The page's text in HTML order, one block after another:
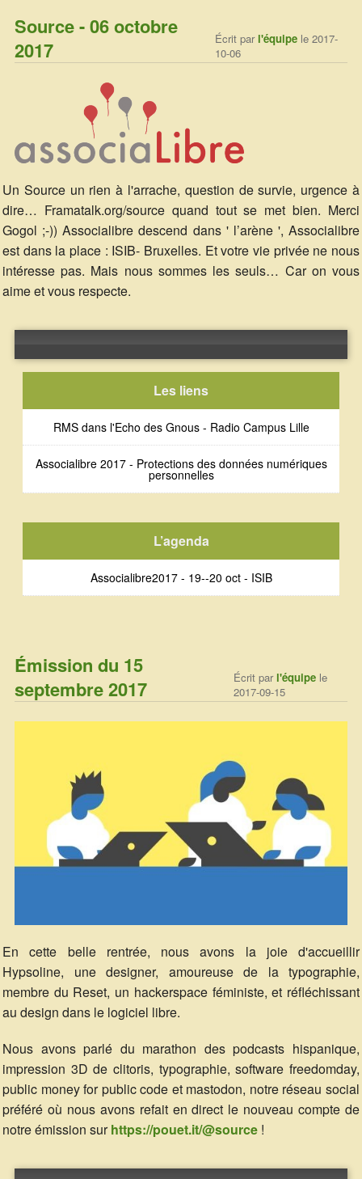
Source - 06 octobre
2017
Écrit par l'équipe le 2017-
10-06
Un Source un rien à l'arrache, question de survie, urgence à
dire… Framatalk.org/source quand tout se met bien. Merci
Gogol ;-)) Associalibre descend dans ' l’arène ', Associalibre
est dans la place : ISIB- Bruxelles. Et votre vie privée ne nous
intéresse pas. Mais nous sommes les seuls… Car on vous
aime et vous respecte.
Les liens
RMS dans l'Echo des Gnous - Radio Campus Lille
Associalibre 2017 - Protections des données numériques
personnelles
L’agenda
Associalibre2017 - 19--20 oct - ISIB
Émission du 15
septembre 2017
Écrit par l'équipe le
2017-09-15
En cette belle rentrée, nous avons la joie d'accueillir
Hypsoline, une designer, amoureuse de la typographie,
membre du Reset, un hackerspace féministe, et réfléchissant
au design dans le logiciel libre.
Nous avons parlé du marathon des podcasts hispanique,
impression 3D de clitoris, typographie, software freedomday,
public money for public code et mastodon, notre réseau social
préféré où nous avons refait en direct le nouveau compte de
notre émission surhttps://pouet.it/@source !